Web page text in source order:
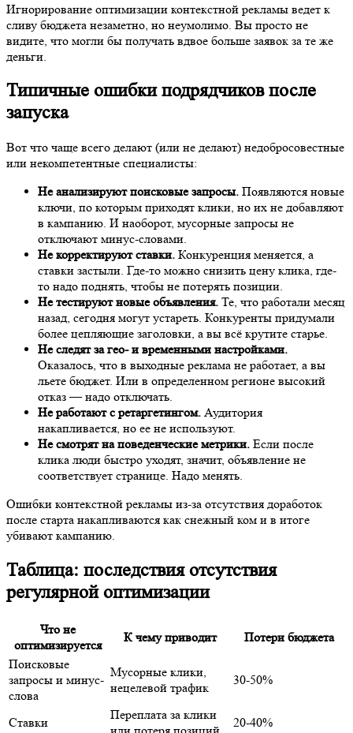
Игнорирование оптимизации контекстной рекламы ведет к
сливу бюджета незаметно, но неумолимо. Вы просто не
видите, что могли бы получать вдвое больше заявок за те же
деньги.
Типичные ошибки подрядчиков после
запуска
Вот что чаще всего делают (или не делают) недобросовестные
или некомпетентные специалисты:
Не анализируют поисковые запросы. Появляются новые
ключи, по которым приходят клики, но их не добавляют
в кампанию. И наоборот, мусорные запросы не
отключают минус-словами.
Не корректируют ставки. Конкуренция меняется, а
ставки застыли. Где-то можно снизить цену клика, где-
то надо поднять, чтобы не потерять позиции.
Не тестируют новые объявления. Те, что работали месяц
назад, сегодня могут устареть. Конкуренты придумали
более цепляющие заголовки, а вы всё крутите старье.
Не следят за гео- и временными настройками.
Оказалось, что в выходные реклама не работает, а вы
льете бюджет. Или в определенном регионе высокий
отказ — надо отключать.
Не работают с ретаргетингом. Аудитория
накапливается, но ее не используют.
Не смотрят на поведенческие метрики. Если после
клика люди быстро уходят, значит, объявление не
соответствует странице. Надо менять.
Ошибки контекстной рекламы из-за отсутствия доработок
после старта накапливаются как снежный ком и в итоге
убивают кампанию.
Таблица: последствия отсутствия
регулярной оптимизации
Что не
оптимизируется
К чему приводит
Потери бюджета
Поисковые
запросы и минус-
слова
Мусорные клики,
нецелевой трафик
30-50%
Ставки
Переплата за клики
20-40%